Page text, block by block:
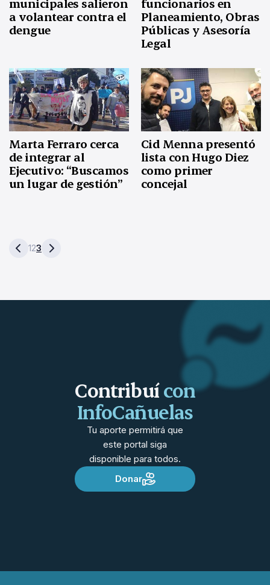
municipales salieron
a volantear contra el
dengue
funcionarios en
Planeamiento, Obras
Públicas y Asesoría
Legal
Marta Ferraro cerca
de integrar al
Ejecutivo: “Buscamos
un lugar de gestión”
Cid Menna presentó
lista con Hugo Diez
como primer
concejal
123
Contribuícon
InfoCañuelas
Tu aporte permitirá que
este portal siga
disponible para todos.
Donar